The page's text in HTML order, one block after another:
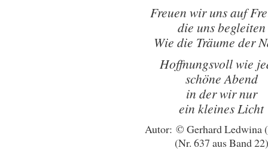
Freuen wir uns auf
die uns begleiten
Wie die Träume der
Hoffnungsvoll wie
schöne Abend
in der wir nur
ein kleines Licht
Autor: © Gerhard Ledwina
(Nr. 637 aus Band 22)